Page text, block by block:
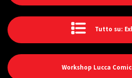
Tutto su:
Workshop Lucca